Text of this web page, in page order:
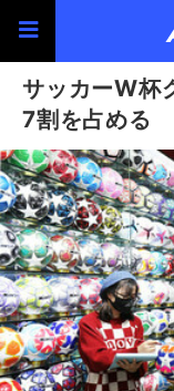
サッカーW杯
7割を占める